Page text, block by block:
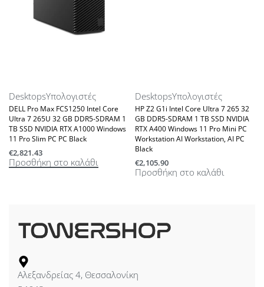
DesktopsΥπολογιστές
DELL Pro Max FCS1250 Intel Core
Ultra 7 265U 32 GB DDR5-SDRAM 1
TB SSD NVIDIA RTX A1000 Windows
11 Pro Slim PC PC Black
€2,821.43
Προσθήκη στο καλάθι
DesktopsΥπολογιστές
HP Z2 G1i Intel Core Ultra 7 265 32
GB DDR5-SDRAM 1 TB SSD NVIDIA
RTX A400 Windows 11 Pro Mini PC
Workstation AI Workstation, AI PC
Black
€2,105.90
Προσθήκη στο καλάθι
Αλεξανδρείας 4, Θεσσαλονίκη